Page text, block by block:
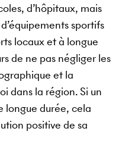
d’hôpitaux, mais
sportifs
locaux et à longue
de ne pas négliger les
et la
dans la région. Si un
longue durée, cela
positive de sa